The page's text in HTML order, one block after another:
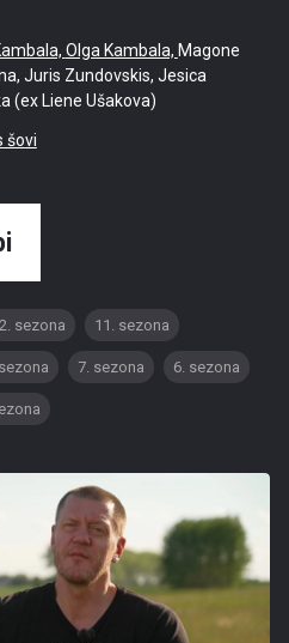
Olga Kambala, Magone
Juris Zundovskis, Jesica
(ex Liene Ušakova)
šovi
sezona 11. sezona
7. sezona 6. sezona